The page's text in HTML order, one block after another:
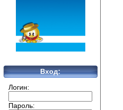
Вход:
Логин:
Пароль: